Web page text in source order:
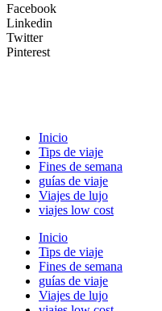
Facebook
Linkedin
Twitter
Pinterest
Inicio
Tips de viaje
Fines de semana
guías de viaje
Viajes de lujo
viajes low cost
Inicio
Tips de viaje
Fines de semana
guías de viaje
Viajes de lujo